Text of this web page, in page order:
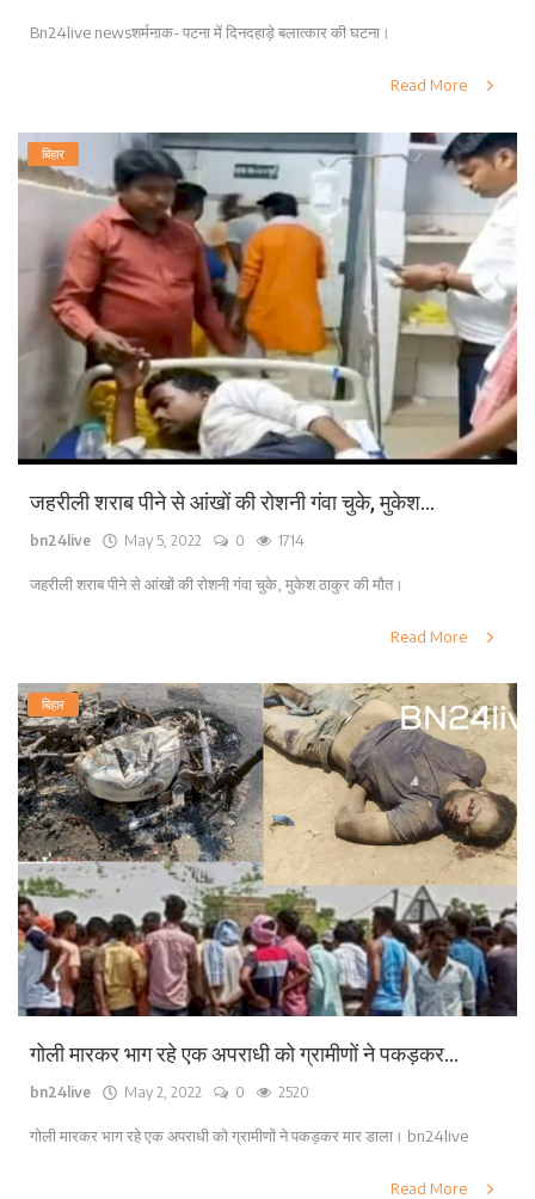
Bn24live newsशर्मनाक- पटना में दिनदहाड़े बलात्कार की घटना।
Read More
बिहार
जहरीली शराब पीने से आंखों की रोशनी गंवा चुके, मुकेश...
bn24live May 5, 2022 0 1714
जहरीली शराब पीने से आंखों की रोशनी गंवा चुके, मुकेश ठाकुर की मौत।
Read More
बिहार
गोली मारकर भाग रहे एक अपराधी को ग्रामीणों ने पकड़कर...
bn24live May 2, 2022 0 2520
गोली मारकर भाग रहे एक अपराधी को ग्रामीणों ने पकड़कर मार डाला। bn24live
Read More